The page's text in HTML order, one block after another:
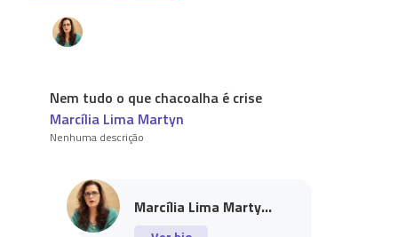
Nem tudo o que chacoalha é crise
Marcília Lima Martyn
Nenhuma descrição
Marcília Lima Marty...